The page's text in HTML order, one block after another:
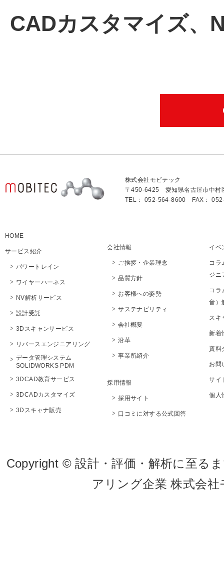
CADカスタマイズ、
株式会社モビテック
〒450-6425 愛知県名古屋市中村
TEL： 052-564-8600 FAX：
HOME
サービス紹介
パワートレイン
ワイヤーハーネス
NV解析サービス
設計受託
3Dスキャンサービス
リバースエンジニアリング
データ管理システム
SOLIDWORKS PDM
3DCAD教育サービス
3DCADカスタマイズ
3Dスキャナ販売
会社情報
ご挨拶・企業理念
品質方針
お客様への姿勢
サステナビリティ
会社概要
沿革
事業所紹介
採用情報
採用サイト
口コミに対する公式回答
イベ
コラ
ジニ
コラ
音）
スキ
新着
資料
お問
サイ
個人
Copyright © 設計・評価・解析に至る
アリング企業 株式会